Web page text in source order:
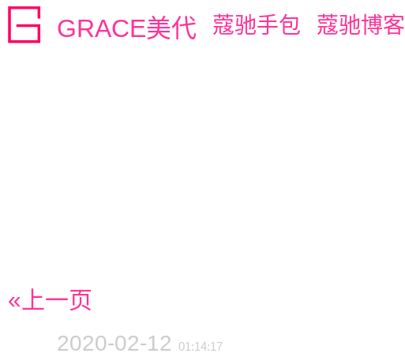
GRACE美代 蔻驰手包 蔻驰博客
«上一页
2020-02-12 01:14:17